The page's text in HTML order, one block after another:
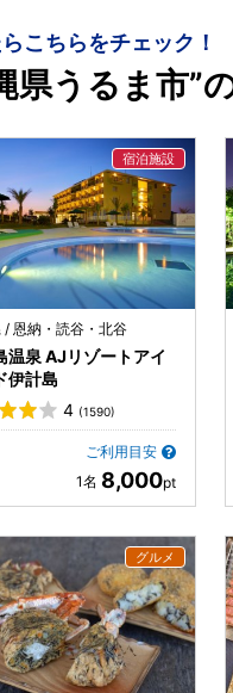
こちらをチェック！
県うるま市”
/ 恩納・読谷・北谷
温泉 AJリゾートアイ
伊計島
4 (1590)
ご利用目安
8,000